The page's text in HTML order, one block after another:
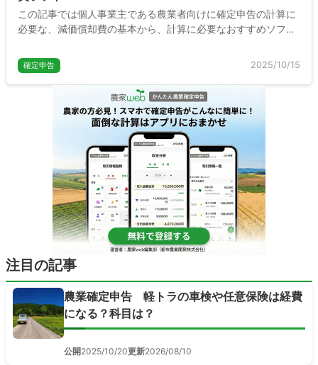
この記事では個人事業主である農業者向けに確定申告の計算に
必要な、減価償却費の基本から、計算に必要なおすすめソフト
確定申告 2025/10/15
注目の記事
農業確定申告 軽トラの車検や任意保険は経費
になる？科目は？
公開2025/10/20更新2026/08/10